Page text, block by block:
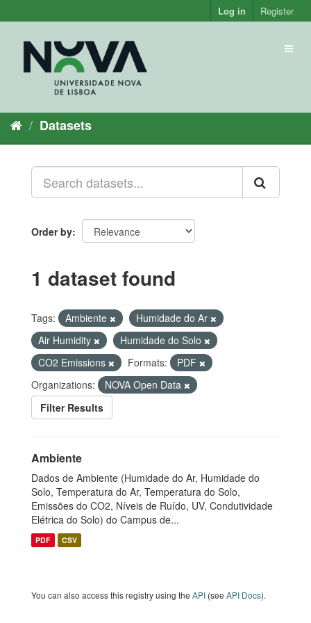
to
Log in Register
Datasets
Order by
1 dataset found
Tags: Ambiente
Humidade do Ar
Air Humidity
Humidade do Solo
CO2 Emissions
Formats:
PDF
Organizations:
NOVA Open Data
Filter Results
Ambiente
Dados de Ambiente (Humidade do Ar, Humidade do
Solo, Temperatura do Ar, Temperatura do Solo,
Emissões do CO2, Níveis de Ruído, UV, Condutividade
Elétrica do Solo) do Campus de...
PDF CSV
You can also access this registry using the API (see API Docs).